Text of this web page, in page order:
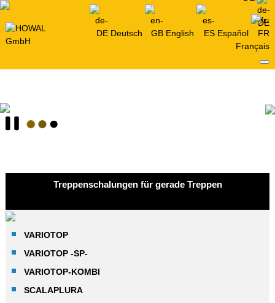
Deutsch English
Español
Français
Treppenschalungen für gerade Treppen
VARIOTOP
VARIOTOP -SP-
VARIOTOP-KOMBI
SCALAPLURA